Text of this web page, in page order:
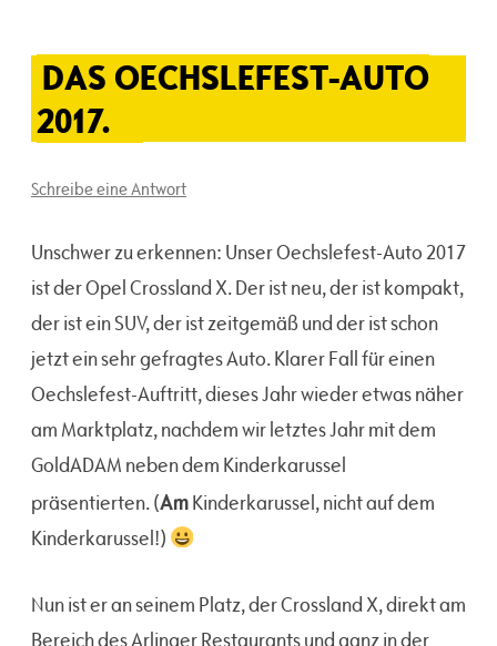
DAS OECHSLEFEST-AUTO
2017.
Schreibe eine Antwort
Unschwer zu erkennen: Unser Oechslefest-Auto 2017
ist der Opel Crossland X. Der ist neu, der ist kompakt,
der ist ein SUV, der ist zeitgemäß und der ist schon
jetzt ein sehr gefragtes Auto. Klarer Fall für einen
Oechslefest-Auftritt, dieses Jahr wieder etwas näher
am Marktplatz, nachdem wir letztes Jahr mit dem
GoldADAM neben dem Kinderkarussel
präsentierten. (AmKinderkarussel, nicht auf dem
Kinderkarussel!)
Nun ist er an seinem Platz, der Crossland X, direkt am
Bereich des Arlinger Restaurants und ganz in der